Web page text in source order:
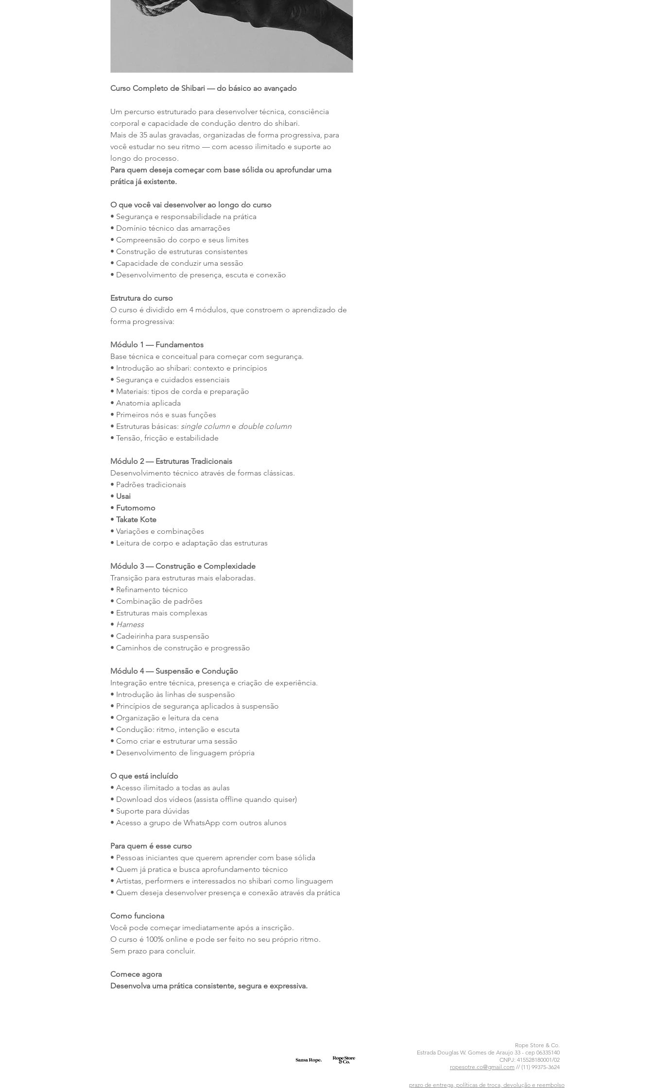
Curso Completo de Shibari — do básico ao avançado
Um percurso estruturado para desenvolver técnica, consciência
corporal e capacidade de condução dentro do shibari.
Mais de 35 aulas gravadas, organizadas de forma progressiva, para
você estudar no seu ritmo — com acesso ilimitado e suporte ao
longo do processo.
Para quem deseja começar com base sólida ou aprofundar uma
prática já existente.
O que você vai desenvolver ao longo do curso
• Segurança e responsabilidade na prática
• Domínio técnico das amarrações
• Compreensão do corpo e seus limites
• Construção de estruturas consistentes
• Capacidade de conduzir uma sessão
• Desenvolvimento de presença, escuta e conexão
Estrutura do curso
O curso é dividido em 4 módulos, que constroem o aprendizado de
forma progressiva:
Módulo 1 — Fundamentos
Base técnica e conceitual para começar com segurança.
• Introdução ao shibari: contexto e princípios
• Segurança e cuidados essenciais
• Materiais: tipos de corda e preparação
• Anatomia aplicada
• Primeiros nós e suas funções
• Estruturas básicas: single column e double column
• Tensão, fricção e estabilidade
Módulo 2 — Estruturas Tradicionais
Desenvolvimento técnico através de formas clássicas.
• Padrões tradicionais
• Usai
• Futomomo
• Takate Kote
• Variações e combinações
• Leitura de corpo e adaptação das estruturas
Módulo 3 — Construção e Complexidade
Transição para estruturas mais elaboradas.
• Refinamento técnico
• Combinação de padrões
• Estruturas mais complexas
• Harness
• Cadeirinha para suspensão
• Caminhos de construção e progressão
Módulo 4 — Suspensão e Condução
Integração entre técnica, presença e criação de experiência.
• Introdução às linhas de suspensão
• Princípios de segurança aplicados à suspensão
• Organização e leitura da cena
• Condução: ritmo, intenção e escuta
• Como criar e estruturar uma sessão
• Desenvolvimento de linguagem própria
O que está incluído
• Acesso ilimitado a todas as aulas
• Download dos vídeos (assista offline quando quiser)
• Suporte para dúvidas
• Acesso a grupo de WhatsApp com outros alunos
Para quem é esse curso
• Pessoas iniciantes que querem aprender com base sólida
• Quem já pratica e busca aprofundamento técnico
• Artistas, performers e interessados no shibari como linguagem
• Quem deseja desenvolver presença e conexão através da prática
Como funciona
Você pode começar imediatamente após a inscrição.
O curso é 100% online e pode ser feito no seu próprio ritmo.
Sem prazo para concluir.
Comece agora
Desenvolva uma prática consistente, segura e expressiva.
Rope Store & Co.
Estrada Douglas W. Gomes de Araujo 33 - cep 06335140
CNPJ: 415528180001/02
ropesotre.co@gmail.com // (11) 99375-3624
prazo de entrega, políticas de troca, devolução e reembolso